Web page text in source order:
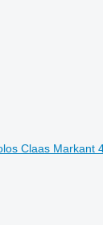
Claas Markant